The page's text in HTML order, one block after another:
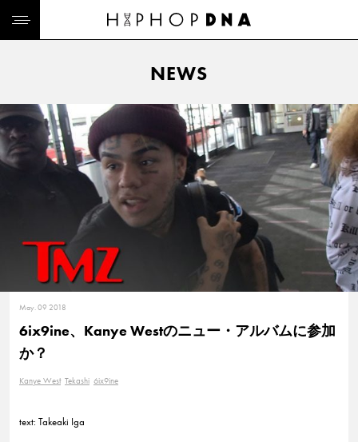
NEWS
May. 09 2018
6ix9ine、Kanye Westのニュー・アルバムに参加
か？
Kanye West Tekashi 6ix9ine
text: Takeaki Iga